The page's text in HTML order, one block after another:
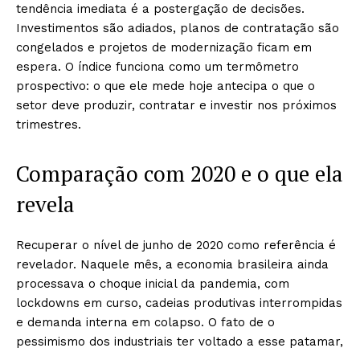
tendência imediata é a postergação de decisões.
Investimentos são adiados, planos de contratação são
congelados e projetos de modernização ficam em
espera. O índice funciona como um termômetro
prospectivo: o que ele mede hoje antecipa o que o
setor deve produzir, contratar e investir nos próximos
trimestres.
Comparação com 2020 e o que ela
revela
Recuperar o nível de junho de 2020 como referência é
revelador. Naquele mês, a economia brasileira ainda
processava o choque inicial da pandemia, com
lockdowns em curso, cadeias produtivas interrompidas
e demanda interna em colapso. O fato de o
pessimismo dos industriais ter voltado a esse patamar,